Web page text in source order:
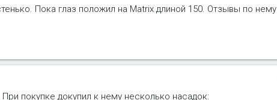
Пока глаз положил на Matrix длиной 150. Отзывы по нему
покупке докупил к нему несколько насадок: